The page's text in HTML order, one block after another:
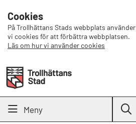
Cookies
På Trollhättans Stads webbplats använder
vi cookies för att förbättra webbplatsen.
Läs om hur vi använder cookies
Meny